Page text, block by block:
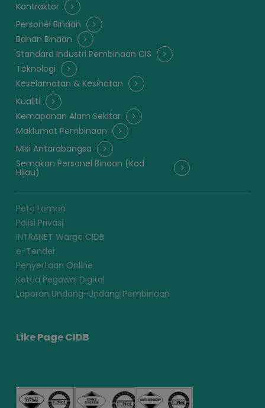
Kontraktor
Personel Binaan
Bahan Binaan
Standard Industri Pembinaan CIS
Teknologi
Keselamatan & Kesihatan
Kualiti
Kemapanan Alam Sekitar
Maklumat Pembinaan
Misi Antarabangsa
Semakan Personel Binaan (Kad
Hijau)
Peta Laman
Polisi Privasi
INTRANET Warga CIDB
e-Tender
Penyertaan Online
Ketua Pegawai Digital
Laporan Undang-Undang Pembinaan
Like Page CIDB